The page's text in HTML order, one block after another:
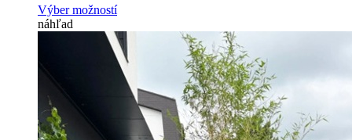
produktu.
Výber možnostíTento
má
viacero
variantov.
Možnosti
môžete
vybrať
náhľad